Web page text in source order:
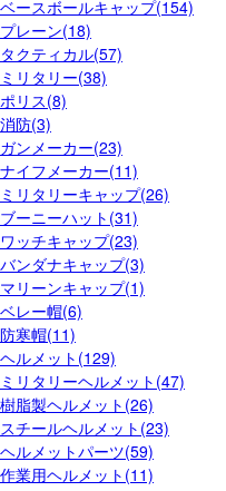
ベースボールキャップ(154)
プレーン(18)
タクティカル(57)
ミリタリー(38)
ポリス(8)
消防(3)
ガンメーカー(23)
ナイフメーカー(11)
ミリタリーキャップ(26)
ブーニーハット(31)
ワッチキャップ(23)
バンダナキャップ(3)
マリーンキャップ(1)
ベレー帽(6)
防寒帽(11)
ヘルメット(129)
ミリタリーヘルメット(47)
樹脂製ヘルメット(26)
スチールヘルメット(23)
ヘルメットパーツ(59)
作業用ヘルメット(11)